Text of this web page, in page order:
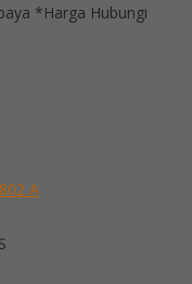
*Harga Hubungi
A